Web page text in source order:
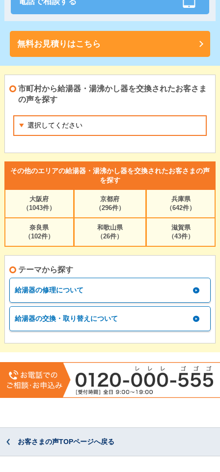
無料お見積りはこちら
市町村から給湯器・湯沸かし器を交換されたお客さま
の声を探す
その他のエリアの給湯器・湯沸かし器を交換されたお客さまの声
を探す
大阪府
（1043件）
京都府
（296件）
兵庫県
（642件）
奈良県
（102件）
和歌山県
（26件）
滋賀県
（43件）
テーマから探す
給湯器の修理について
給湯器の交換・取り替えについて
お客さまの声TOPページへ戻る